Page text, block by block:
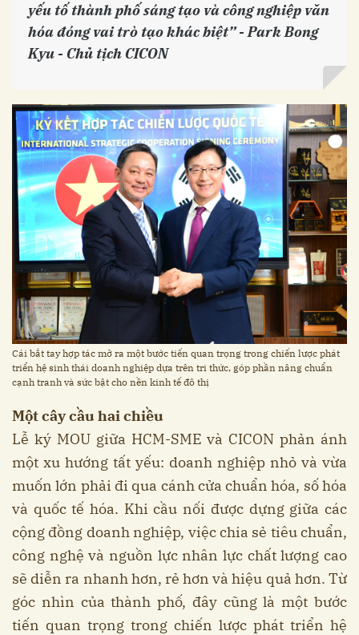
yếu tố thành phố sáng tạo và công nghiệp văn
hóa đóng vai trò tạo khác biệt” -Park Bong
Kyu - Chủ tịch CICON
Cái bắt tay hợp tác mở ra một bước tiến quan trọng trong chiến lược phát
triển hệ sinh thái doanh nghiệp dựa trên tri thức, góp phần nâng chuẩn
cạnh tranh và sức bật cho nền kinh tế đô thị
Một cây cầu hai chiều
Lễ ký MOU giữa HCM-SME và CICON phản ánh
một xu hướng tất yếu: doanh nghiệp nhỏ và vừa
muốn lớn phải đi qua cánh cửa chuẩn hóa, số hóa
và quốc tế hóa. Khi cầu nối được dựng giữa các
cộng đồng doanh nghiệp, việc chia sẻ tiêu chuẩn,
công nghệ và nguồn lực nhân lực chất lượng cao
sẽ diễn ra nhanh hơn, rẻ hơn và hiệu quả hơn. Từ
góc nhìn của thành phố, đây cũng là một bước
tiến quan trọng trong chiến lược phát triển hệ